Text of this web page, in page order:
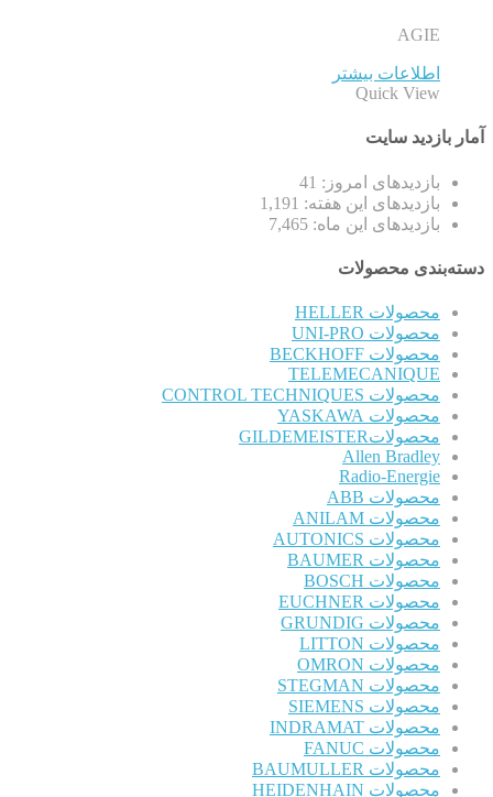
AGIE
اطلاعات بیشتر
Quick View
آمار بازدید سایت
بازدیدهای امروز: 41
بازدیدهای این هفته: 1,191
بازدیدهای این ماه: 7,465
دسته‌بندی محصولات
محصولات HELLER
محصولات UNI-PRO
محصولات BECKHOFF
TELEMECANIQUE
محصولات CONTROL TECHNIQUES
محصولات YASKAWA
محصولاتGILDEMEISTER
Allen Bradley
Radio-Energie
محصولات ABB
محصولات ANILAM
محصولات AUTONICS
محصولات BAUMER
محصولات BOSCH
محصولات EUCHNER
محصولات GRUNDIG
محصولات LITTON
محصولات OMRON
محصولات STEGMAN
محصولات SIEMENS
محصولات INDRAMAT
محصولات FANUC
محصولات BAUMULLER
محصولات HEIDENHAIN